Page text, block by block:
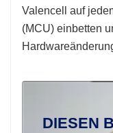
Valencell auf
(MCU) einbetten
DIESEN